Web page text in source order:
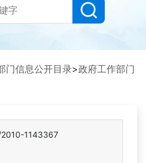
门信息公开目录>政府工作部门
1143367